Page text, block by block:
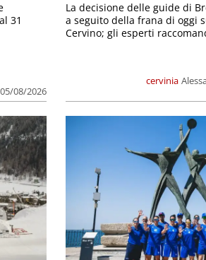
08/2026
31
cervinia
La decisione delle guide di
a seguito della frana di oggi
Cervino; gli esperti